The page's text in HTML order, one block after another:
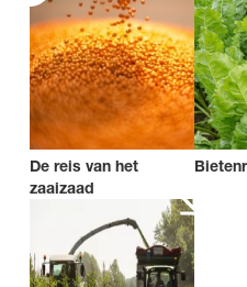
De reis van het
zaaizaad